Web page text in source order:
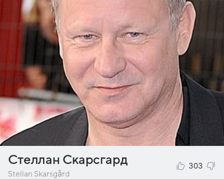
Стеллан Скарсгард
Stellan Skarsgård
303